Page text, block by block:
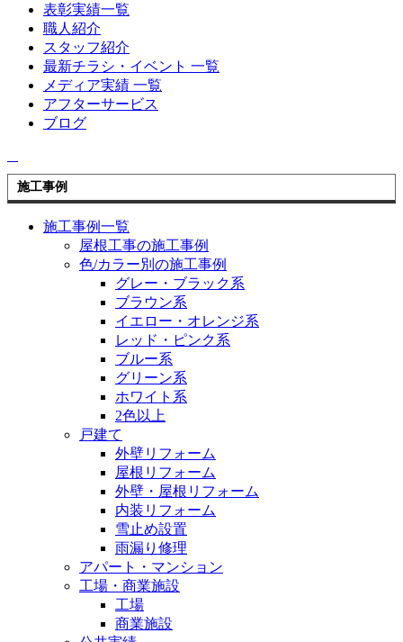
表彰実績一覧
職人紹介
スタッフ紹介
最新チラシ・イベント 一覧
メディア実績 一覧
アフターサービス
ブログ
施工事例
施工事例一覧
屋根工事の施工事例
色/カラー別の施工事例
グレー・ブラック系
ブラウン系
イエロー・オレンジ系
レッド・ピンク系
ブルー系
グリーン系
ホワイト系
2色以上
戸建て
外壁リフォーム
屋根リフォーム
外壁・屋根リフォーム
内装リフォーム
雪止め設置
雨漏り修理
アパート・マンション
工場・商業施設
工場
商業施設